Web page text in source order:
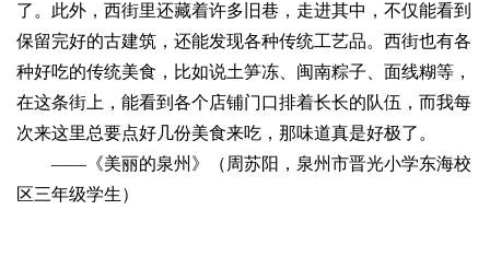
了。此外，西街里还藏着许多旧巷，走进其中，不仅能看到
保留完好的古建筑，还能发现各种传统工艺品。西街也有各
种好吃的传统美食，比如说土笋冻、闽南粽子、面线糊等，
在这条街上，能看到各个店铺门口排着长长的队伍，而我每
次来这里总要点好几份美食来吃，那味道真是好极了。
——《美丽的泉州》（周苏阳，泉州市晋光小学东海校
区三年级学生）